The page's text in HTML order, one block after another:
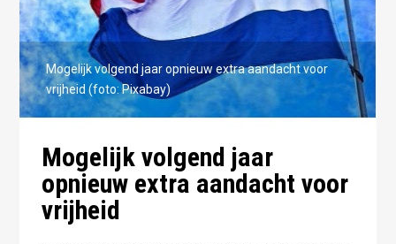
Mogelijk volgend jaar opnieuw extra aandacht voor
vrijheid (foto: Pixabay)
Mogelijk volgend jaar
opnieuw extra aandacht voor
vrijheid